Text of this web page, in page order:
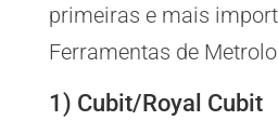
primeiras e mais
Ferramentas de
1) Cubit/Royal Cubit